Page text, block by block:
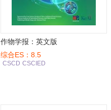
作物学报：英文版
综合ES：8.5
CSCD CSCIED